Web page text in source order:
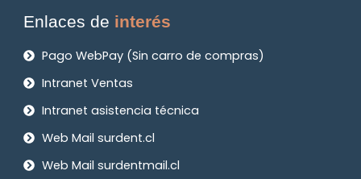
Enlaces de interés
Pago WebPay (Sin carro de compras)
Intranet Ventas
Intranet asistencia técnica
Web Mail surdent.cl
Web Mail surdentmail.cl